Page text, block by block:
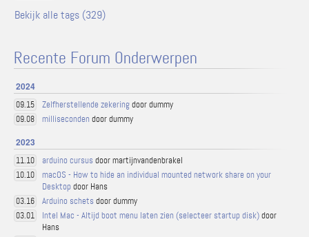
Bekijk alle tags (329)
Recente Forum Onderwerpen
2024
09.15 Zelfherstellende zekeringdoor dummy
09.08 milliseconden door dummy
2023
11.10 arduino cursus door martijnvandenbrakel
10.10
macOS - How to hide an individual mounted network share on your
Desktop door Hans
03.16 Arduino schets door dummy
03.01 Intel Mac - Altijd boot menu laten zien (selecteer startup disk)door
Hans